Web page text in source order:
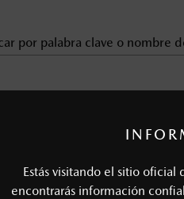
Estás visitando el sitio
encontrarás información